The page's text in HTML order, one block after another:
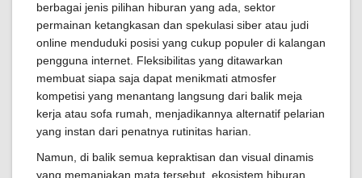
berbagai jenis pilihan hiburan yang ada, sektor
permainan ketangkasan dan spekulasi siber atau judi
online menduduki posisi yang cukup populer di kalangan
pengguna internet. Fleksibilitas yang ditawarkan
membuat siapa saja dapat menikmati atmosfer
kompetisi yang menantang langsung dari balik meja
kerja atau sofa rumah, menjadikannya alternatif pelarian
yang instan dari penatnya rutinitas harian.
Namun, di balik semua kepraktisan dan visual dinamis
yang memanjakan mata tersebut, ekosistem hiburan